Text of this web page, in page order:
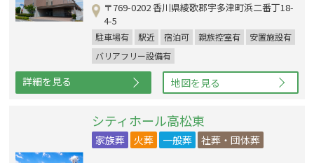
〒769-0202 香川県綾歌郡宇多津町浜二番丁18-
4-5
駐車場有 駅近 宿泊可 親族控室有
安置施設有
バリアフリー設備有
詳細を見る 地図を見る
シティホール高松東
家族葬 火葬 一般葬 社葬・団体葬